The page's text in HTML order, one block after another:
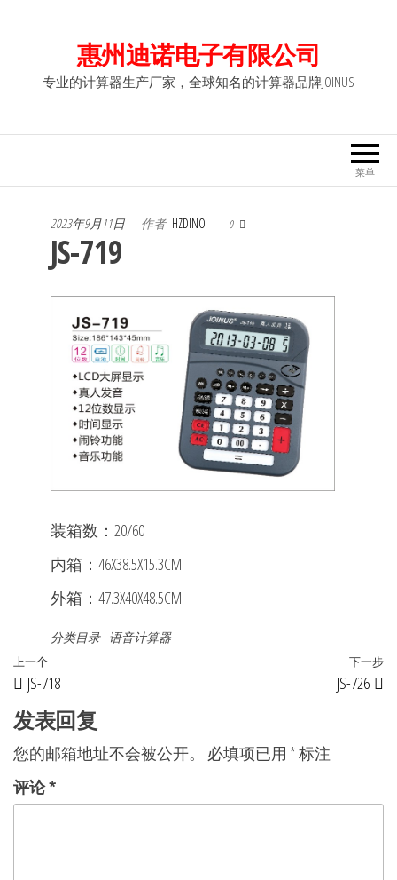
惠州迪诺电子有限公司
专业的计算器生产厂家，全球知名的计算器品牌JOINUS
菜单
2023年9月11日 作者 HZDINO 0
JS-719
装箱数：20/60
内箱：46X38.5X15.3CM
外箱：47.3X40X48.5CM
分类目录 语音计算器
文
章
导
航
上
一
篇
章
上一个
JS-718
下一步
JS-726
发表回复
您的邮箱地址不会被公开。 必填项已用 *标注
评论*